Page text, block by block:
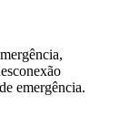
emergência.